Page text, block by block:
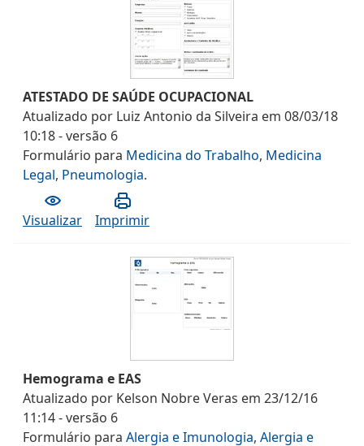
ATESTADO DE SAÚDE OCUPACIONAL
Atualizado por Luiz Antonio da Silveira em 08/03/18
10:18- versão 6
Formulário para Medicina do Trabalho, Medicina
Legal, Pneumologia.
Visualizar Imprimir
Hemograma e EAS
Atualizado por Kelson Nobre Veras em 23/12/16
11:14- versão 6
Formulário para Alergia e Imunologia, Alergia e